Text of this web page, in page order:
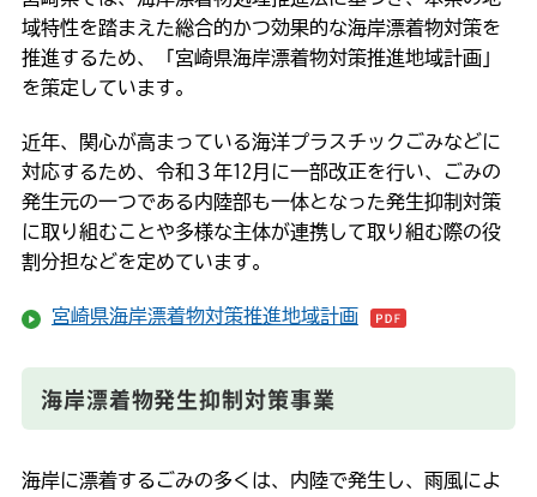
域特性を踏まえた総合的かつ効果的な海岸漂着物対策を
推進するため、「宮崎県海岸漂着物対策推進地域計画」
を策定しています。
近年、関心が高まっている海洋プラスチックごみなどに
対応するため、令和３年12月に一部改正を行い、ごみの
発生元の一つである内陸部も一体となった発生抑制対策
に取り組むことや多様な主体が連携して取り組む際の役
割分担などを定めています。
宮崎県海岸漂着物対策推進地域計画
海岸漂着物発生抑制対策事業
海岸に漂着するごみの多くは、内陸で発生し、雨風によ